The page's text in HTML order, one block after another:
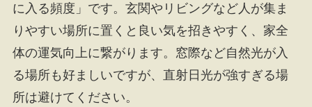
に入る頻度」です。玄関やリビングなど人が集ま
りやすい場所に置くと良い気を招きやすく、家全
体の運気向上に繋がります。窓際など自然光が入
る場所も好ましいですが、直射日光が強すぎる場
所は避けてください。